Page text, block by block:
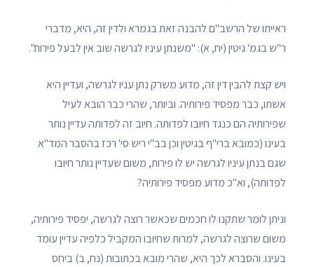
ראייתו של הרשב"ם להבנה זאת בגמרא ולדין זה, היא, מדברי
ר"ש בגמ' גיטין (יח, א): "משנתן עיניו לגרשה שוב אין לבעל פירות".
ויש קצת להבין דין זה, מדוע משרק נתן עניו לגרשה, ועדיין היא
אשתו, כבר מפסיד פירותיה. וביותר, שהרי כבר הובא לעיל
שפירותיה הם כנגד חיובו לפדותה. חיוב זה לפדותה עדיין נותר
בעינו (כמובא ברי"ף בגיטין וכן בב"י ריש סי' רכז בהסבר המד"א
שגם בנתן עיניו לגרשה יש לו פירות, משום שעדיין נותר חיובו
לפדותה), וא"כ מדוע מפסיד פירותיה?
וניתן לומר שתקנו לו חכמים שכאשר רוצה לגרשה, יפסיד פירותיה,
משום שרוצה לגרשה, למרות שחיובו המקביל כלפיה עדיין עומד
בעינו. והסברא לכך היא, שהרי מובא בכתובות (נח, ב) ביחס